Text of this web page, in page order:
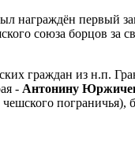
награждён первый
союза борцов за
граждан из н.п.
- Антонину
пограничья),